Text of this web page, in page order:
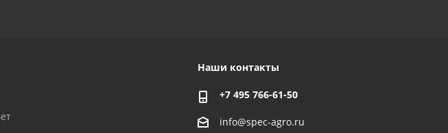
Наши контакты
+7 495 766-61-50
info@spec-agro.ru